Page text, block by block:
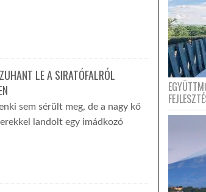
LE A SIRATÓFALRÓL
sem sérült meg, de a nagy kő
landolt egy imádkozó